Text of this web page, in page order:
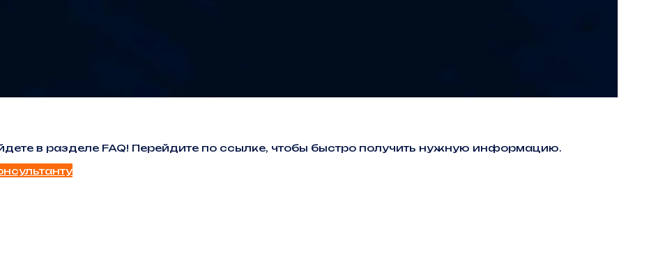
в разделе FAQ! Перейдите по ссылке, чтобы быстро получить нужную информацию.